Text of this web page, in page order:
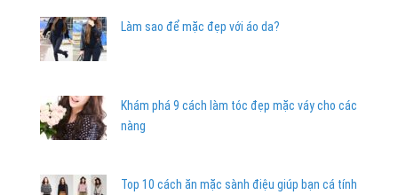
Làm sao để mặc đẹp với áo da?
Khám phá 9 cách làm tóc đẹp mặc váy cho các
nàng
Top 10 cách ăn mặc sành điệu giúp bạn cá tính